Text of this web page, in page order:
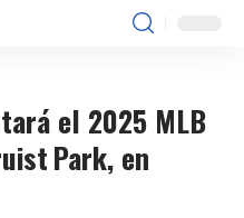
el 2025 MLB
Park, en